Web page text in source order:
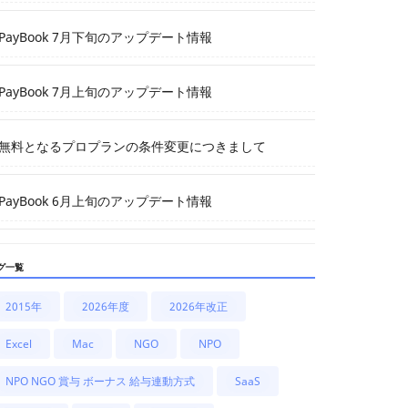
PayBook 7月下旬のアップデート情報
PayBook 7月上旬のアップデート情報
料となるプロプランの条件変更につきまして
PayBook 6月上旬のアップデート情報
一覧
2015年 2026年度 2026年改正
Excel Mac NGO NPO
NPO NGO 賞与 ボーナス 給与連動方式 SaaS